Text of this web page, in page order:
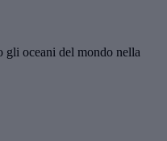
gli oceani del mondo nella